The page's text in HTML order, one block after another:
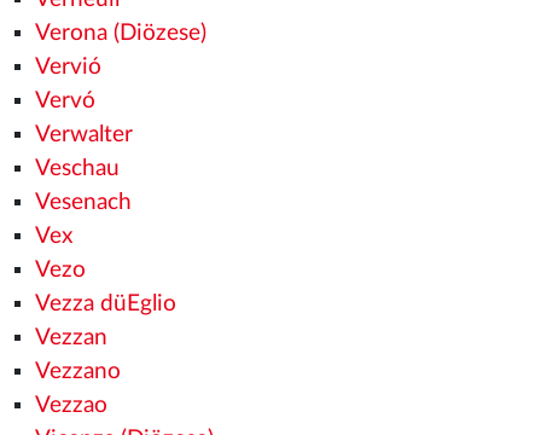
Verona (Diözese)
Vervió
Vervó
Verwalter
Veschau
Vesenach
Vex
Vezo
Vezza düEglio
Vezzan
Vezzano
Vezzao